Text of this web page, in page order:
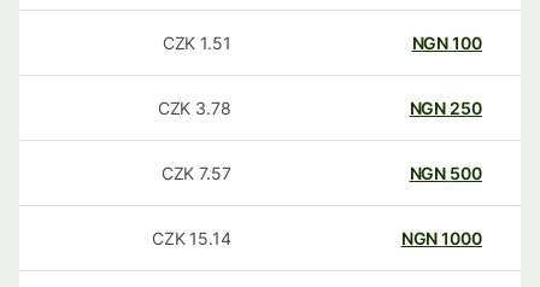
100
NGN
1.51
CZK
250
NGN
3.78
CZK
500
NGN
7.57
CZK
1000
NGN
15.14
CZK